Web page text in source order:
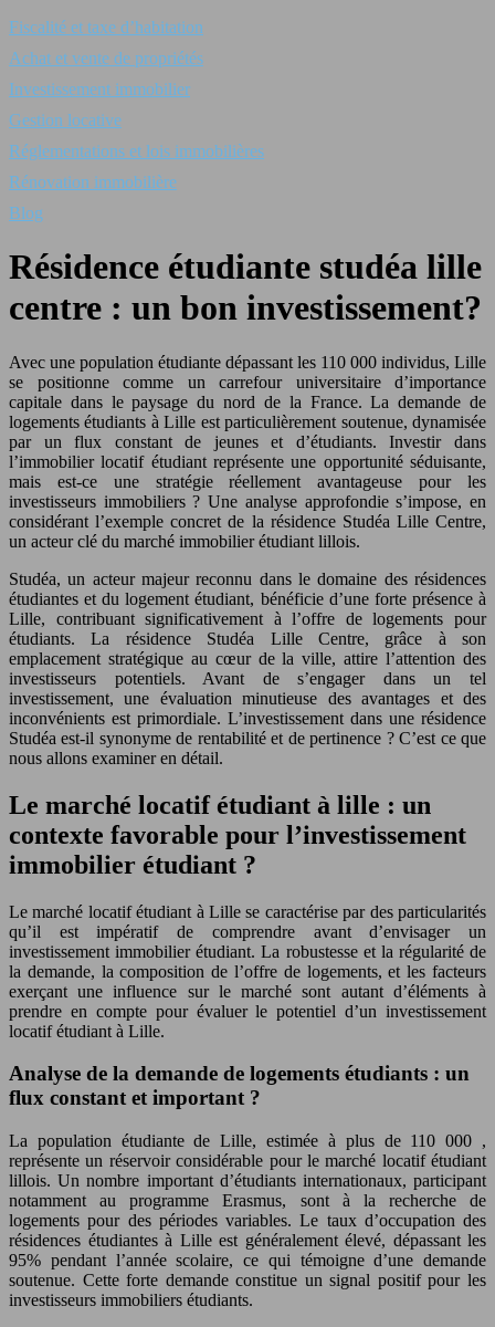
Fiscalité et taxe d’habitation
Achat et vente de propriétés
Investissement immobilier
Gestion locative
Réglementations et lois immobilières
Rénovation immobilière
Blog
Résidence étudiante studéa lille
centre : un bon investissement?
Avec une population étudiante dépassant les 110 000 individus, Lille
se positionne comme un carrefour universitaire d’importance
capitale dans le paysage du nord de la France. La demande de
logements étudiants à Lille est particulièrement soutenue, dynamisée
par un flux constant de jeunes et d’étudiants. Investir dans
l’immobilier locatif étudiant représente une opportunité séduisante,
mais est-ce une stratégie réellement avantageuse pour les
investisseurs immobiliers ? Une analyse approfondie s’impose, en
considérant l’exemple concret de la résidence Studéa Lille Centre,
un acteur clé du marché immobilier étudiant lillois.
Studéa, un acteur majeur reconnu dans le domaine des résidences
étudiantes et du logement étudiant, bénéficie d’une forte présence à
Lille, contribuant significativement à l’offre de logements pour
étudiants. La résidence Studéa Lille Centre, grâce à son
emplacement stratégique au cœur de la ville, attire l’attention des
investisseurs potentiels. Avant de s’engager dans un tel
investissement, une évaluation minutieuse des avantages et des
inconvénients est primordiale. L’investissement dans une résidence
Studéa est-il synonyme de rentabilité et de pertinence ? C’est ce que
nous allons examiner en détail.
Le marché locatif étudiant à lille : un
contexte favorable pour l’investissement
immobilier étudiant ?
Le marché locatif étudiant à Lille se caractérise par des particularités
qu’il est impératif de comprendre avant d’envisager un
investissement immobilier étudiant. La robustesse et la régularité de
la demande, la composition de l’offre de logements, et les facteurs
exerçant une influence sur le marché sont autant d’éléments à
prendre en compte pour évaluer le potentiel d’un investissement
locatif étudiant à Lille.
Analyse de la demande de logements étudiants : un
flux constant et important ?
La population étudiante de Lille, estimée à plus de 110 000 ,
représente un réservoir considérable pour le marché locatif étudiant
lillois. Un nombre important d’étudiants internationaux, participant
notamment au programme Erasmus, sont à la recherche de
logements pour des périodes variables. Le taux d’occupation des
résidences étudiantes à Lille est généralement élevé, dépassant les
95% pendant l’année scolaire, ce qui témoigne d’une demande
soutenue. Cette forte demande constitue un signal positif pour les
investisseurs immobiliers étudiants.